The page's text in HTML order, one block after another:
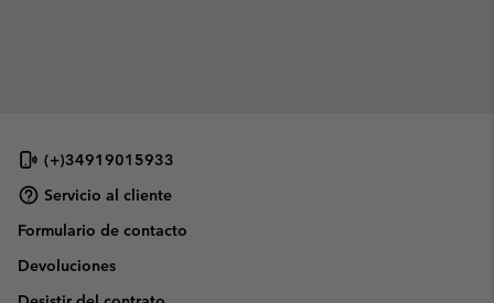
(+)34919015933
Servicio al cliente
Formulario de contacto
Devoluciones